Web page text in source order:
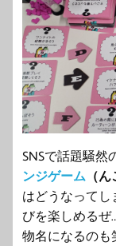
SNSで話題騒然
ンジゲーム （
はどうなって
びを楽しめるぜ
物名になるのも